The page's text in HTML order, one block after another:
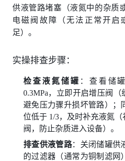
供液管路堵塞（液氮中的杂质
电磁阀故障（无法正常开启
足）。
实操排查步骤：
检查液氮储罐 ：查看储
0.3MPa，立即开启增压阀（
避免压力骤升损坏管路）；
位低于 1/3，及时补充液氮
阀，防止杂质进入设备）。
排查供液管路：关闭储罐供
的过滤器（通常为铜制滤网